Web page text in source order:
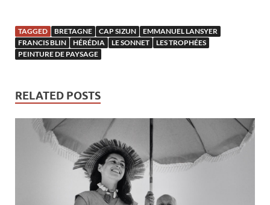
TAGGED BRETAGNE CAP SIZUN
EMMANUEL LANSYER
FRANCIS BLIN
HÉRÉDIA LE SONNET
LES TROPHÉES
PEINTURE DE PAYSAGE
RELATED POSTS